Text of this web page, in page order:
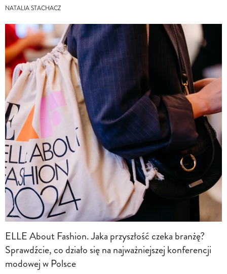
NATALIA STACHACZ
ELLE About Fashion. Jaka przyszłość czeka branżę?
Sprawdźcie, co działo się na najważniejszej konferencji
modowej w Polsce